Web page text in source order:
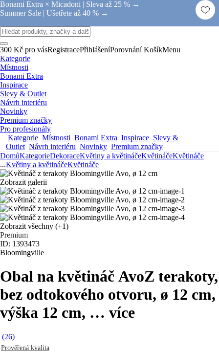
Bonami Extra × Micadoni | Sleva až 25 % →
Summer Sale | Ušetřete až 40 % →
300 Kč pro vásRegistracePřihlášeníPorovnání KošíkMenu
Kategorie
Místnosti
Bonami Extra
Inspirace
Slevy & Outlet
Návrh interiéru
Novinky
Premium značky
Pro profesionály
Kategorie Místnosti Bonami Extra Inspirace Slevy &
Outlet Návrh interiéru Novinky Premium značky
DomůKategorieDekoraceKvětiny a květináčeKvětináčeKvětináče
...Květiny a květináčeKvětináče
Zobrazit galerii
Zobrazit všechny (+1)
Premium
ID: 1393473
Bloomingville
Obal na květináč AvoZ terakoty,
bez odtokového otvoru, ø 12 cm,
výška 12 cm, … více
(26)
Prověřená kvalita